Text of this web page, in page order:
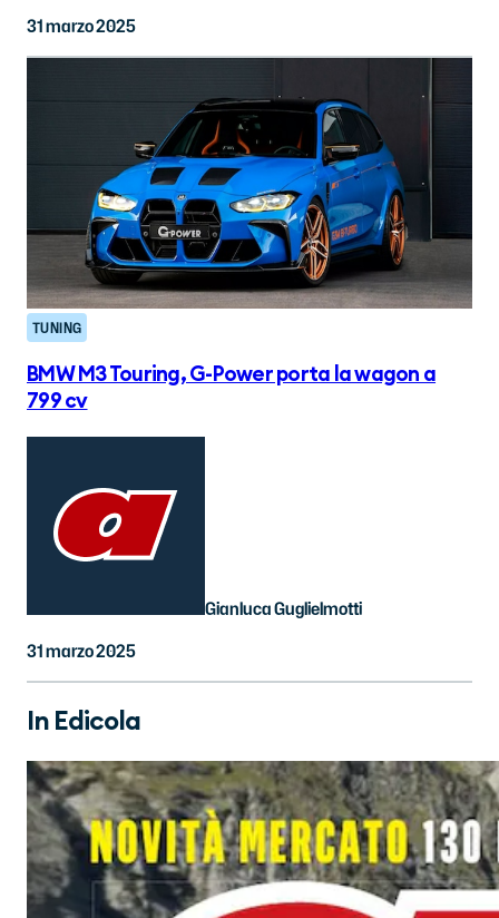
31 marzo 2025
TUNING
BMW M3 Touring, G-Power porta la wagon a
799 cv
Gianluca Guglielmotti
31 marzo 2025
In Edicola